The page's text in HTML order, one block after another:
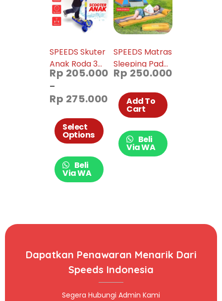
SPEEDS Skuter
Anak Roda 3
Kickboard
Scooter Anak
Otoped
Mainan Anak
Lampu dan
Musik Roda LED
ST05 ST06
Rp 205.000
–
Rp 275.000
Select
Options
Beli
Via WA
SPEEDS Matras
Sleeping Pad
Portable
Waterproof
018-37
Rp 250.000
Add To
Cart
Beli
Via WA
Dapatkan Penawaran Menarik Dari
Speeds Indonesia
Segera Hubungi Admin Kami